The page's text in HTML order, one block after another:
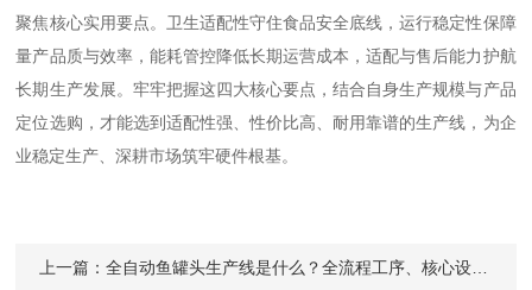
聚焦核心实用要点。卫生适配性守住食品安全底线，运行稳定性保障
量产品质与效率，能耗管控降低长期运营成本，适配与售后能力护航
长期生产发展。牢牢把握这四大核心要点，结合自身生产规模与产品
定位选购，才能选到适配性强、性价比高、耐用靠谱的生产线，为企
业稳定生产、深耕市场筑牢硬件根基。
上一篇：全自动鱼罐头生产线是什么？全流程工序、核心设备与产能优势全解析